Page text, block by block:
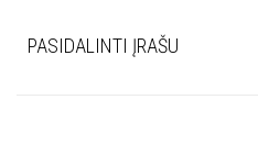
PASIDALINTI ĮRAŠU